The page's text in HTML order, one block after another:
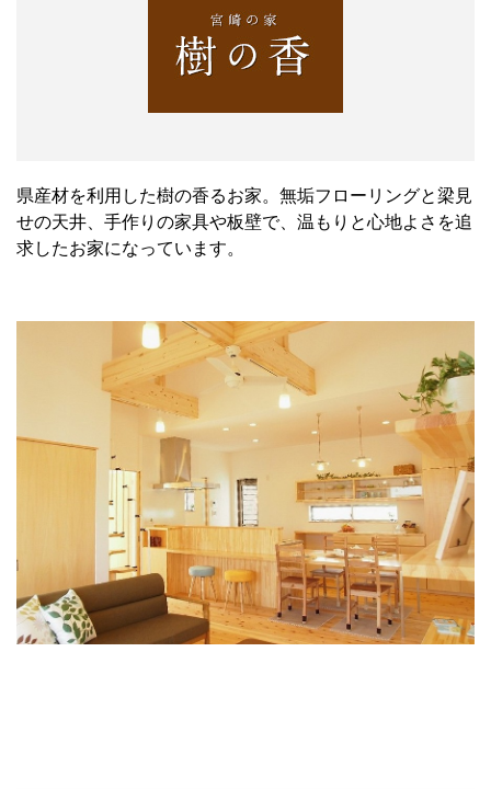
県産材を利用した樹の香るお家。無垢フローリングと梁見
せの天井、手作りの家具や板壁で、温もりと心地よさを追
求したお家になっています。